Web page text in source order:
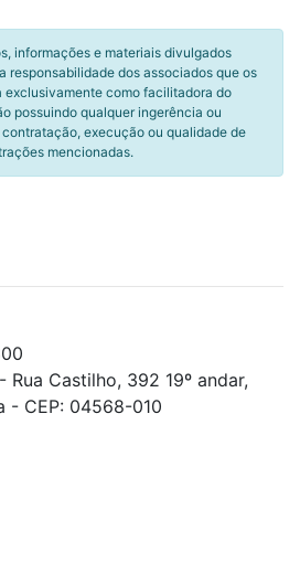
informações e materiais divulgados
responsabilidade dos associados que os
exclusivamente como facilitadora do
possuindo qualquer ingerência ou
execução ou qualidade de
mencionadas.
Rua Castilho, 392 19º andar,
- CEP: 04568-010